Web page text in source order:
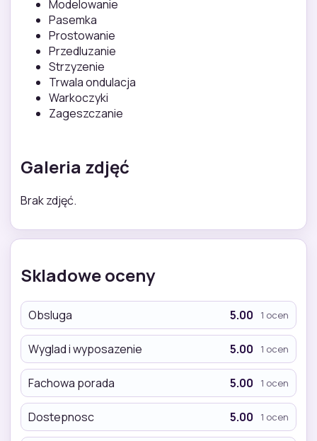
Modelowanie
Pasemka
Prostowanie
Przedluzanie
Strzyzenie
Trwala ondulacja
Warkoczyki
Zageszczanie
Galeria zdjęć
Brak zdjęć.
Skladowe oceny
Obsluga 5.00 1 ocen
Wyglad i wyposazenie 5.00 1 ocen
Fachowa porada 5.00 1 ocen
Dostepnosc 5.00 1 ocen